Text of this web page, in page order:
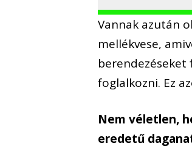
Vannak azután
mellékvese,
foglalkozni. Ez
Nem véletlen,
eredetű